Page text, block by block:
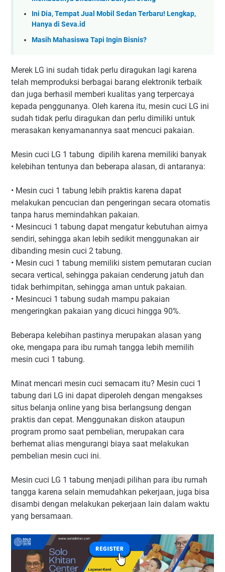
Ini Dia, Tempat Jual Mobil Sedan Terbaru! Lengkap,
Hanya di Seva.id
Masih Mahasiswa Tapi Ingin Bisnis?
Merek LG ini sudah tidak perlu diragukan lagi karena
telah memproduksi berbagai barang elektronik terbaik
dan juga berhasil memberi kualitas yang terpercaya
kepada penggunanya. Oleh karena itu, mesin cuci LG ini
sudah tidak perlu diragukan dan perlu dimiliki untuk
merasakan kenyamanannya saat mencuci pakaian.
Mesin cuci LG 1 tabung dipilih karena memiliki banyak
kelebihan tentunya dan beberapa alasan, di antaranya:
• Mesin cuci 1 tabung lebih praktis karena dapat
melakukan pencucian dan pengeringan secara otomatis
tanpa harus memindahkan pakaian.
• Mesincuci 1 tabung dapat mengatur kebutuhan airnya
sendiri, sehingga akan lebih sedikit menggunakan air
dibanding mesin cuci 2 tabung.
• Mesin cuci 1 tabung memiliki sistem pemutaran cucian
secara vertical, sehingga pakaian cenderung jatuh dan
tidak berhimpitan, sehingga aman untuk pakaian.
• Mesincuci 1 tabung sudah mampu pakaian
mengeringkan pakaian yang dicuci hingga 90%.
Beberapa kelebihan pastinya merupakan alasan yang
oke, mengapa para ibu rumah tangga lebih memilih
mesin cuci 1 tabung.
Minat mencari mesin cuci semacam itu? Mesin cuci 1
tabung dari LG ini dapat diperoleh dengan mengakses
situs belanja online yang bisa berlangsung dengan
praktis dan cepat. Menggunakan diskon ataupun
program promo saat pembelian, merupakan cara
berhemat alias mengurangi biaya saat melakukan
pembelian mesin cuci ini.
Mesin cuci LG 1 tabung menjadi pilihan para ibu rumah
tangga karena selain memudahkan pekerjaan, juga bisa
disambi dengan melakukan pekerjaan lain dalam waktu
yang bersamaan.